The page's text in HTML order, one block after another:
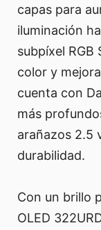
capas para
iluminación
subpíxel
color y
cuenta con
más
arañazos 2.5
durabilidad.
Con un brillo
OLED